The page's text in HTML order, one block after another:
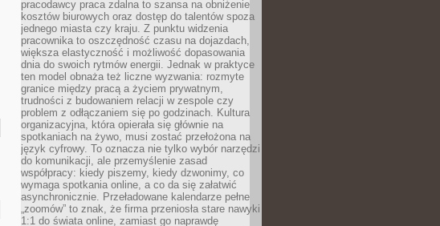
pracodawcy praca zdalna to szansa na obniżenie
kosztów biurowych oraz dostęp do talentów spoza
jednego miasta czy kraju. Z punktu widzenia
pracownika to oszczędność czasu na dojazdach,
większa elastyczność i możliwość dopasowania
dnia do swoich rytmów energii. Jednak w praktyce
ten model obnaża też liczne wyzwania: rozmyte
granice między pracą a życiem prywatnym,
trudności z budowaniem relacji w zespole czy
problem z odłączaniem się po godzinach. Kultura
organizacyjna, która opierała się głównie na
spotkaniach na żywo, musi zostać przełożona na
język cyfrowy. To oznacza nie tylko wybór narzędzi
do komunikacji, ale przemyślenie zasad
współpracy: kiedy piszemy, kiedy dzwonimy, co
wymaga spotkania online, a co da się załatwić
asynchronicznie. Przeładowane kalendarze pełne
„zoomów” to znak, że firma przeniosła stare nawyki
1:1 do świata online, zamiast go naprawdę